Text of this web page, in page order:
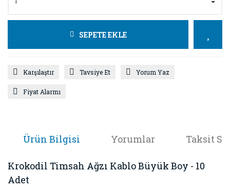
SEPETE EKLE
Karşılaştır Tavsiye Et Yorum Yaz
Fiyat Alarmı
Ürün Bilgisi Yorumlar Taksit
Krokodil Timsah Ağzı Kablo Büyük Boy - 10
Adet